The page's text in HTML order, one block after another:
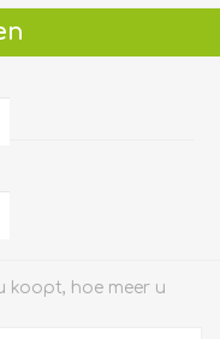
koopt, hoe meer u